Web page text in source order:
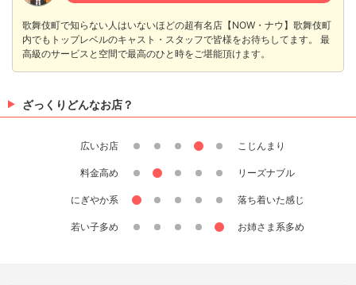
歌舞伎町で知らない人はいないほどの超有名店【NOW・ナウ】歌舞伎町
内でもトップレベルのキャスト・スタッフで皆様をお待ちしてます。 最
高級のサービスと空間で最高のひと時をご堪能頂けます。
ざっくりどんなお店？
広いお店 こじんまり
料金高め リーズナブル
にぎやか系 落ち着いた感じ
若い子多め お姉さま系多め